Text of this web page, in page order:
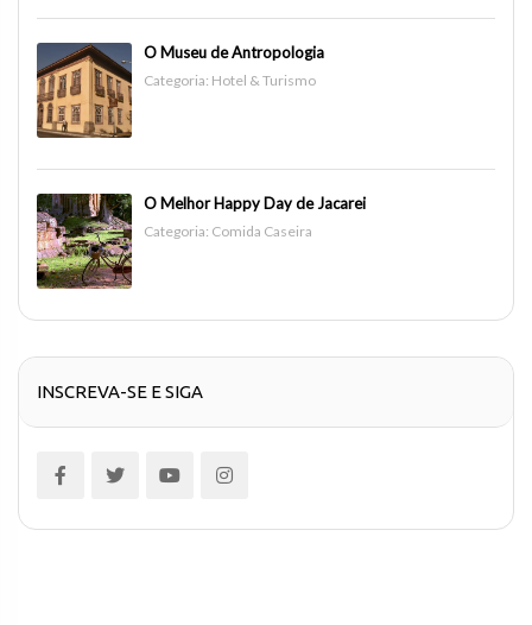
O Museu de Antropologia
Categoria: Hotel & Turismo
O Melhor Happy Day de Jacarei
Categoria: Comida Caseira
INSCREVA-SE E SIGA